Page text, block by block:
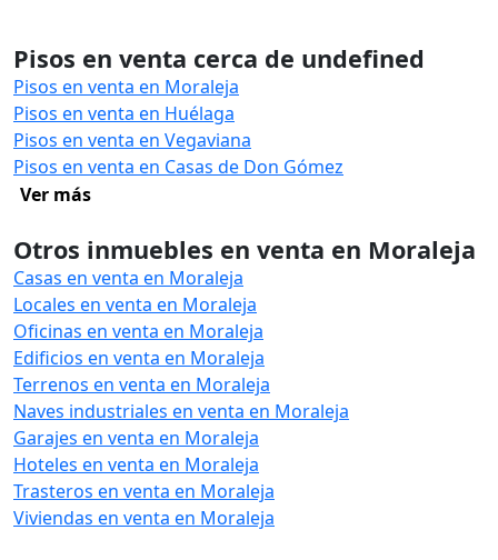
Pisos en venta cerca de undefined
Pisos en venta en Moraleja
Pisos en venta en Huélaga
Pisos en venta en Vegaviana
Pisos en venta en Casas de Don Gómez
Ver más
Otros inmuebles en venta en Moraleja
Casas en venta en Moraleja
Locales en venta en Moraleja
Oficinas en venta en Moraleja
Edificios en venta en Moraleja
Terrenos en venta en Moraleja
Naves industriales en venta en Moraleja
Garajes en venta en Moraleja
Hoteles en venta en Moraleja
Trasteros en venta en Moraleja
Viviendas en venta en Moraleja